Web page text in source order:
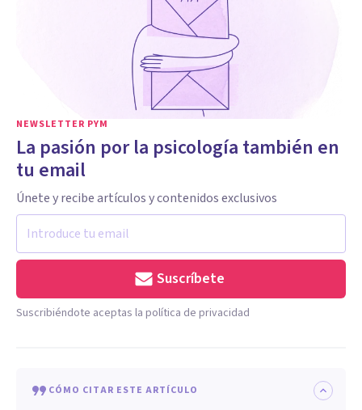
NEWSLETTER PYM
La pasión por la psicología también en
tu email
Únete y recibe artículos y contenidos exclusivos
Suscríbete
Suscribiéndote aceptas la política de privacidad
CÓMO CITAR ESTE ARTÍCULO